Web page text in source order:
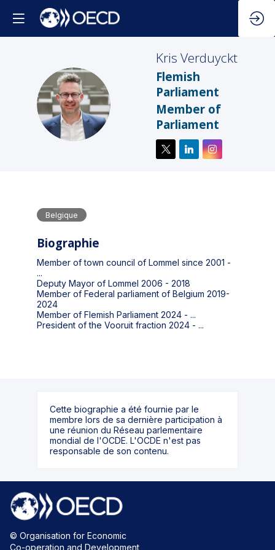
KV
Kris Verduyckt
Flemish
Parliament
Member of
Parliament
Belgique
Biographie
Member of town council of Lommel since 2001 -
...
Deputy Mayor of Lommel 2006 - 2018
Member of Federal parliament of Belgium 2019-
2024
Member of Flemish Parliament 2024 - ...
President of the Vooruit fraction 2024 - ...
Cette biographie a été fournie par le
membre lors de sa dernière participation à
une réunion du Réseau parlementaire
mondial de l'OCDE. L'OCDE n'est pas
responsable de son contenu.
© Organisation for Economic
Co-operation and Development